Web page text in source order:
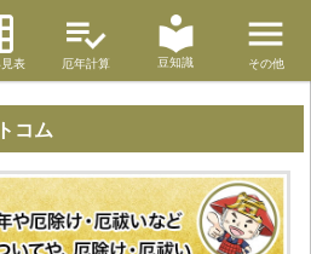
表 厄年計算 豆知識 その他
コム